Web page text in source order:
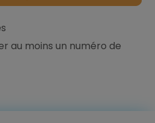
au moins un numéro de